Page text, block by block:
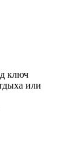
ключ
или